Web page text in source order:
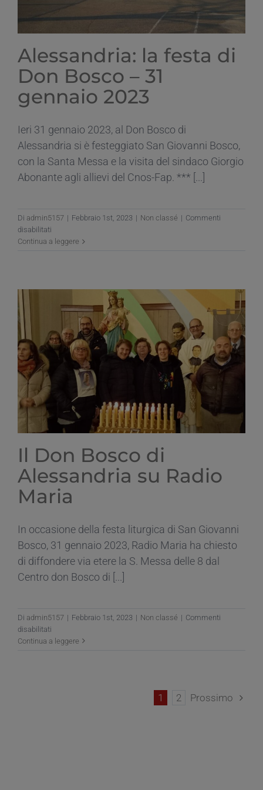
Alessandria: la festa di
Don Bosco – 31
gennaio 2023
Ieri 31 gennaio 2023, al Don Bosco di
Alessandria si è festeggiato San Giovanni Bosco,
con la Santa Messa e la visita del sindaco Giorgio
Abonante agli allievi del Cnos-Fap. *** [...]
Di admin5157 | Febbraio 1st, 2023 | Non classé | Commenti
disabilitati
Alessandria:
Don
gennaio
2023
Continua a leggere
Il Don Bosco di
Alessandria su Radio
Maria
In occasione della festa liturgica di San Giovanni
Bosco, 31 gennaio 2023, Radio Maria ha chiesto
di diffondere via etere la S. Messa delle 8 dal
Centro don Bosco di [...]
Di admin5157 | Febbraio 1st, 2023 | Non classé | Commenti
disabilitati
Il
Continua a leggere
1 2 Prossimo